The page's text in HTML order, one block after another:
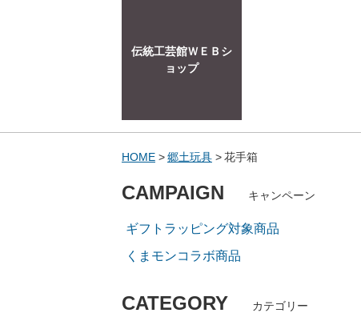
伝統工芸館ＷＥＢシ
ョップ
HOME 郷土玩具 花手箱
CAMPAIGN キャンペーン
ギフトラッピング対象商品
くまモンコラボ商品
CATEGORY カテゴリー